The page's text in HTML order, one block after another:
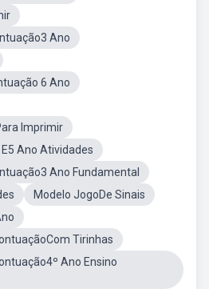
Ano
6 Ano
Imprimir
Ano Atividades
Ano Fundamental
Modelo JogoDe Sinais
Tirinhas
Ano Ensino